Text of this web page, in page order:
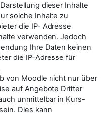
dieser Inhalte
solche Inhalte zu
die IP- Adresse
verwenden. Jedoch
Ihre Daten keinen
die IP-Adresse für
von Moodle nicht nur über
auf Angebote Dritter
unmittelbar in Kurs-
Dies kann